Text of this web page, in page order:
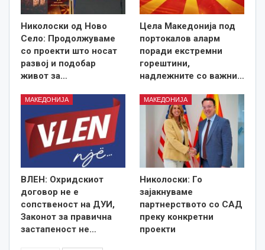
Николоски од Ново
Село: Продолжуваме
со проекти што носат
развој и подобар
живот за…
Цела Македонија под
портокалов аларм
поради екстремни
горештини,
надлежните со важни…
МАКЕДОНИЈА
ВЛЕН: Охридскиот
договор не е
сопственост на ДУИ,
Законот за правична
застапеност не…
МАКЕДОНИЈА
Николоски: Го
зајакнуваме
партнерството со САД
преку конкретни
проекти